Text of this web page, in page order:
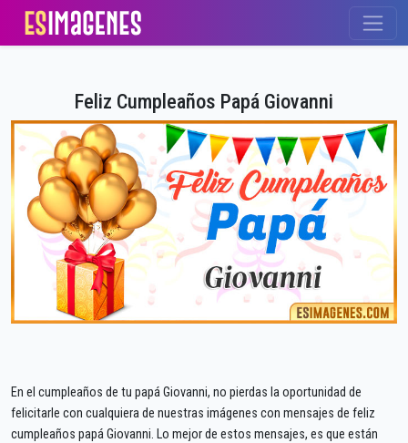
Feliz Cumpleaños Papá Giovanni
En el cumpleaños de tu papá Giovanni, no pierdas la oportunidad de
felicitarle con cualquiera de nuestras imágenes con mensajes de feliz
cumpleaños papá Giovanni. Lo mejor de estos mensajes, es que están